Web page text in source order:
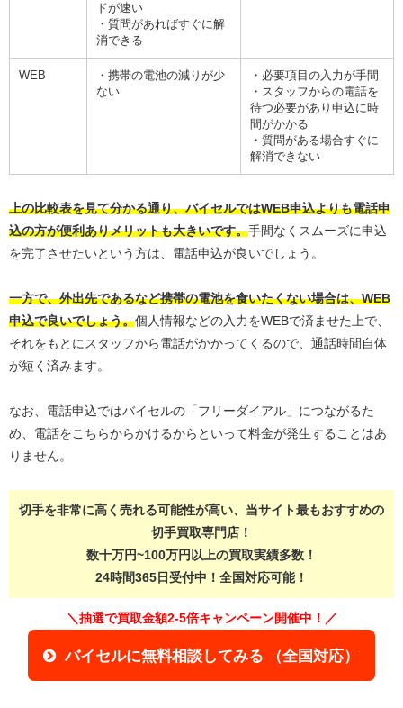
ドが速い
・質問があればすぐに解
消できる
WEB
・携帯の電池の減りが少
ない
・必要項目の入力が手間
・スタッフからの電話を
待つ必要があり申込に時
間がかかる
・質問がある場合すぐに
解消できない
上の比較表を見て分かる通り、バイセルではWEB申込よりも電話申
込の方が便利ありメリットも大きいです。手間なくスムーズに申込
を完了させたいという方は、電話申込が良いでしょう。
一方で、外出先であるなど携帯の電池を食いたくない場合は、WEB
申込で良いでしょう。個人情報などの入力をWEBで済ませた上で、
それをもとにスタッフから電話がかかってくるので、通話時間自体
が短く済みます。
なお、電話申込ではバイセルの「フリーダイアル」につながるた
め、電話をこちらからかけるからといって料金が発生することはあ
りません。
切手を非常に高く売れる可能性が高い、当サイト最もおすすめの
切手買取専門店！
数十万円~100万円以上の買取実績多数！
24時間365日受付中！全国対応可能！
＼抽選で買取金額2-5倍キャンペーン開催中！／
バイセルに無料相談してみる （全国対応）